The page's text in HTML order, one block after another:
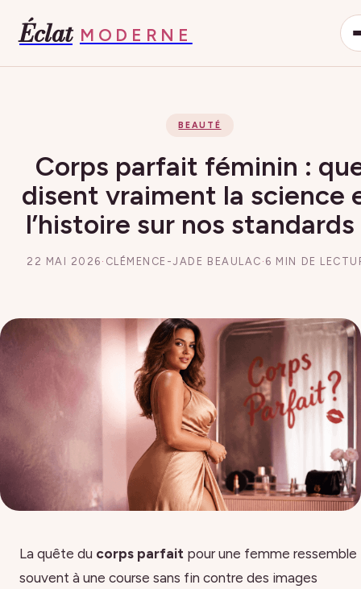
Éclat MODERNE
BEAUTÉ
Corps parfait féminin :
disent vraiment la science
l’histoire sur nos standards
22 MAI 2026 · CLÉMENCE-JADE BEAULAC · 6 MIN DE
La quête du corps parfait pour une femme ressemble
souvent à une course sans fin contre des images